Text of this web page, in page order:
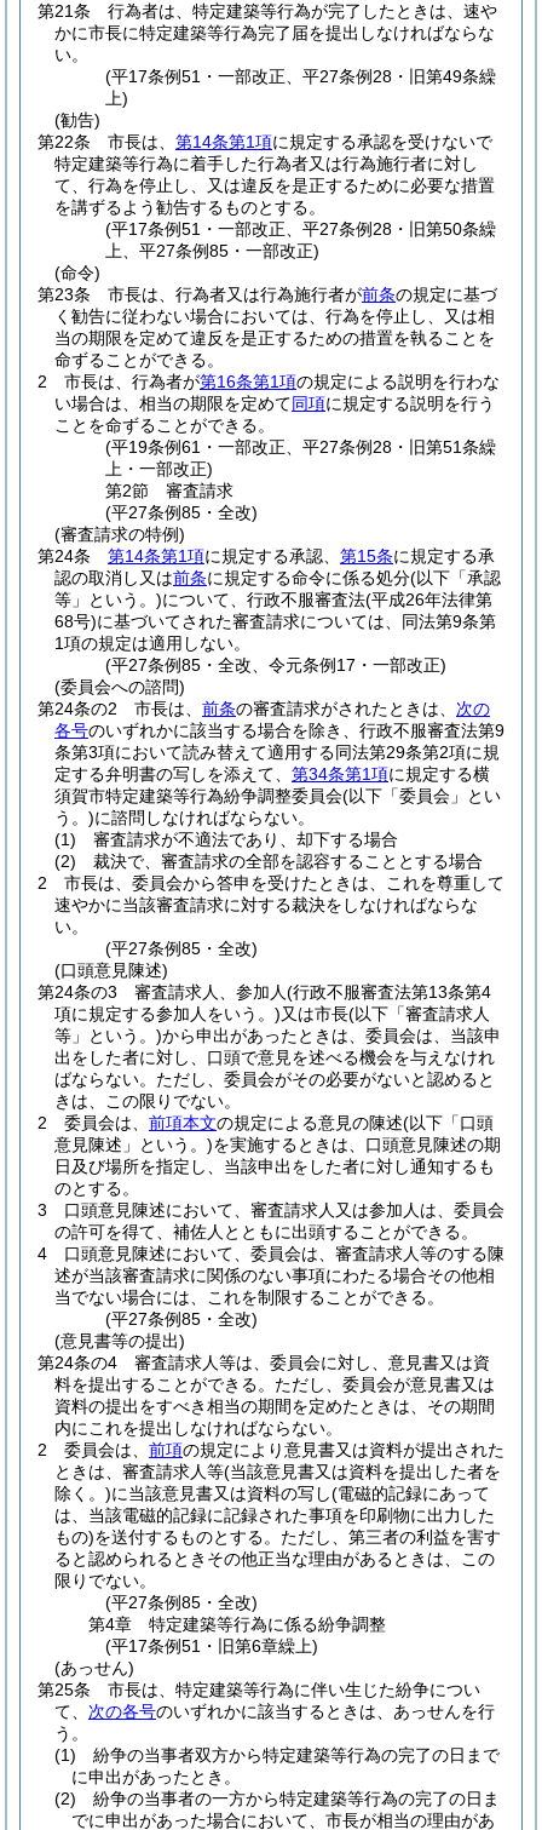
第21条
行為者は、特定建築等行為が完了したときは、速や
かに市長に特定建築等行為完了届を提出しなければならな
い。
(平17条例51・一部改正、平27条例28・旧第49条繰
上)
(勧告)
第22条
市長は、 第14条第1項に規定する承認を受けないで
特定建築等行為に着手した行為者又は行為施行者に対し
て、行為を停止し、又は違反を是正するために必要な措置
を講ずるよう勧告するものとする。
(平17条例51・一部改正、平27条例28・旧第50条繰
上、平27条例85・一部改正)
(命令)
第23条
市長は、行為者又は行為施行者が前条の規定に基づ
く勧告に従わない場合においては、行為を停止し、又は相
当の期限を定めて違反を是正するための措置を執ることを
命ずることができる。
2
市長は、行為者が第16条第1項の規定による説明を行わな
い場合は、相当の期限を定めて同項に規定する説明を行う
ことを命ずることができる。
(平19条例61・一部改正、平27条例28・旧第51条繰
上・一部改正)
第2節
審査請求
(平27条例85・全改)
(審査請求の特例)
第24条
第14条第1項に規定する承認、 第15条に規定する承
認の取消し又は前条に規定する命令に係る処分(以下「承認
等」という。)について、行政不服審査法(平成26年法律第
68号)に基づいてされた審査請求については、同法第9条第
1項の規定は適用しない。
(平27条例85・全改、令元条例17・一部改正)
(委員会への諮問)
第24条の2
市長は、 前条の審査請求がされたときは、 次の
各号のいずれかに該当する場合を除き、行政不服審査法第9
条第3項において読み替えて適用する同法第29条第2項に規
定する弁明書の写しを添えて、 第34条第1項に規定する横
須賀市特定建築等行為紛争調整委員会(以下「委員会」とい
う。)に諮問しなければならない。
(1)
審査請求が不適法であり、却下する場合
(2)
裁決で、審査請求の全部を認容することとする場合
2
市長は、委員会から答申を受けたときは、これを尊重して
速やかに当該審査請求に対する裁決をしなければならな
い。
(平27条例85・全改)
(口頭意見陳述)
第24条の3
審査請求人、参加人(行政不服審査法第13条第4
項に規定する参加人をいう。)又は市長(以下「審査請求人
等」という。)から申出があったときは、委員会は、当該申
出をした者に対し、口頭で意見を述べる機会を与えなけれ
ばならない。 ただし、委員会がその必要がないと認めると
きは、この限りでない。
2
委員会は、 前項本文の規定による意見の陳述(以下「口頭
意見陳述」という。)を実施するときは、口頭意見陳述の期
日及び場所を指定し、当該申出をした者に対し通知するも
のとする。
3
口頭意見陳述において、審査請求人又は参加人は、委員会
の許可を得て、補佐人とともに出頭することができる。
4
口頭意見陳述において、委員会は、審査請求人等のする陳
述が当該審査請求に関係のない事項にわたる場合その他相
当でない場合には、これを制限することができる。
(平27条例85・全改)
(意見書等の提出)
第24条の4
審査請求人等は、委員会に対し、意見書又は資
料を提出することができる。 ただし、委員会が意見書又は
資料の提出をすべき相当の期間を定めたときは、その期間
内にこれを提出しなければならない。
2
委員会は、 前項の規定により意見書又は資料が提出された
ときは、審査請求人等(当該意見書又は資料を提出した者を
除く。)に当該意見書又は資料の写し(電磁的記録にあって
は、当該電磁的記録に記録された事項を印刷物に出力した
もの)を送付するものとする。 ただし、第三者の利益を害す
ると認められるときその他正当な理由があるときは、この
限りでない。
(平27条例85・全改)
第4章
特定建築等行為に係る紛争調整
(平17条例51・旧第6章繰上)
(あっせん)
第25条
市長は、特定建築等行為に伴い生じた紛争につい
て、 次の各号のいずれかに該当するときは、あっせんを行
う。
(1)
紛争の当事者双方から特定建築等行為の完了の日まで
に申出があったとき。
(2)
紛争の当事者の一方から特定建築等行為の完了の日ま
でに申出があった場合において、市長が相当の理由があ